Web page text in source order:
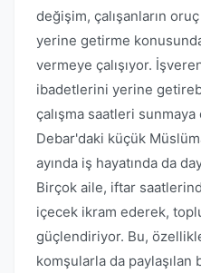
değişim, çalışanların
yerine getirme
vermeye çalışıyor.
ibadetlerini yerine
çalışma saatleri
Debar'daki küçük
ayında iş hayatında da
Birçok aile, iftar
içecek ikram ederek,
güçlendiriyor. Bu,
komşularla da paylaşılan